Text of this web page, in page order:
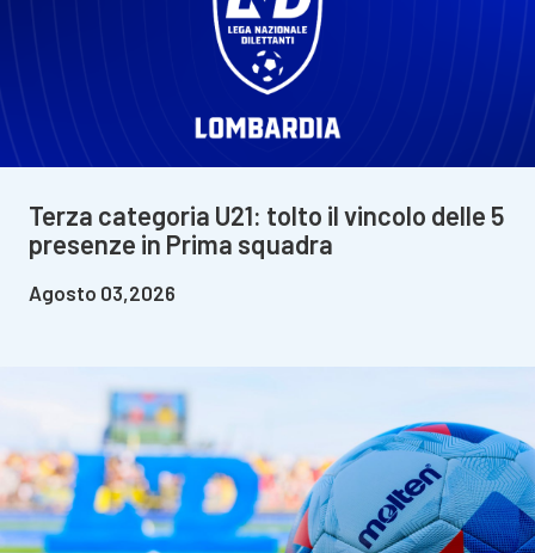
Terza categoria U21: tolto il vincolo delle 5
presenze in Prima squadra
Agosto 03,2026